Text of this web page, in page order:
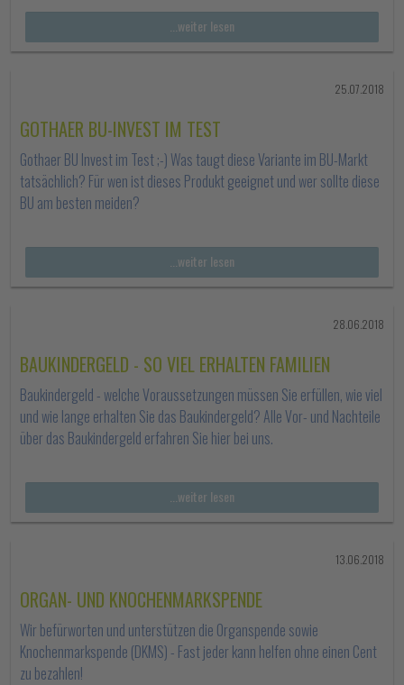
...weiter lesen
25.07.2018
GOTHAER BU-INVEST IM TEST
Gothaer BU Invest im Test ;-) Was taugt diese Variante im BU-Markt
tatsächlich? Für wen ist dieses Produkt geeignet und wer sollte diese
BU am besten meiden?
...weiter lesen
28.06.2018
BAUKINDERGELD - SO VIEL ERHALTEN FAMILIEN
Baukindergeld - welche Voraussetzungen müssen Sie erfüllen, wie viel
und wie lange erhalten Sie das Baukindergeld? Alle Vor- und Nachteile
über das Baukindergeld erfahren Sie hier bei uns.
...weiter lesen
13.06.2018
ORGAN- UND KNOCHENMARKSPENDE
Wir befürworten und unterstützen die Organspende sowie
Knochenmarkspende (DKMS) - Fast jeder kann helfen ohne einen Cent
zu bezahlen!